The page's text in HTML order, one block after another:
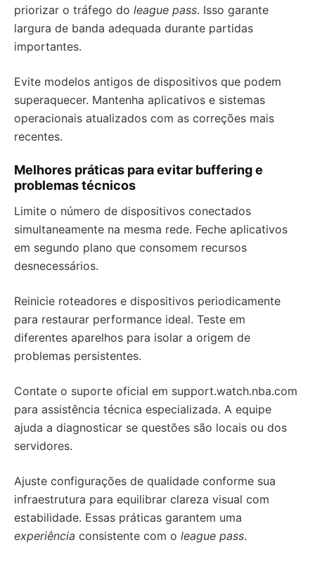
priorizar o tráfego do league pass. Isso garante
largura de banda adequada durante partidas
importantes.
Evite modelos antigos de dispositivos que podem
superaquecer. Mantenha aplicativos e sistemas
operacionais atualizados com as correções mais
recentes.
Melhores práticas para evitar buffering e
problemas técnicos
Limite o número de dispositivos conectados
simultaneamente na mesma rede. Feche aplicativos
em segundo plano que consomem recursos
desnecessários.
Reinicie roteadores e dispositivos periodicamente
para restaurar performance ideal. Teste em
diferentes aparelhos para isolar a origem de
problemas persistentes.
Contate o suporte oficial em support.watch.nba.com
para assistência técnica especializada. A equipe
ajuda a diagnosticar se questões são locais ou dos
servidores.
Ajuste configurações de qualidade conforme sua
infraestrutura para equilibrar clareza visual com
estabilidade. Essas práticas garantem uma
experiência consistente com o league pass.